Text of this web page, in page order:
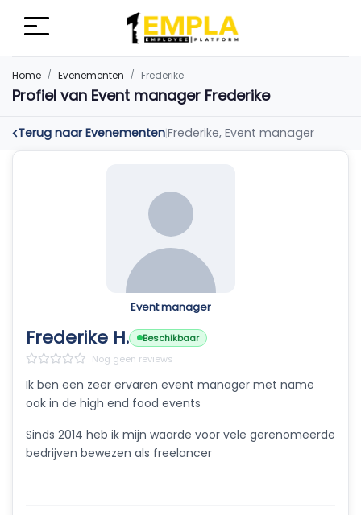
Home Evenementen Frederike
Profiel van Event manager Frederike
Terug naar Evenementen|Frederike, Event manager
Event manager
Frederike H.
Beschikbaar
Nog geen reviews
Ik ben een zeer ervaren event manager met name
ook in de high end food events
Sinds 2014 heb ik mijn waarde voor vele gerenomeerde
bedrijven bewezen als freelancer